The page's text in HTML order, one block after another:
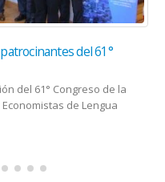
del 61°
del 61° Congreso de la
de Lengua